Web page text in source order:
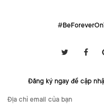
Đăng ký ngay để cập